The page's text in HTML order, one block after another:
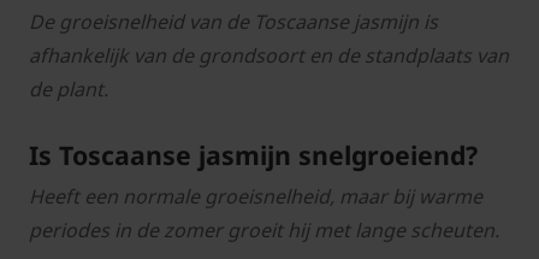
De groeisnelheid van de Toscaanse jasmijn is
afhankelijk van de grondsoort en de standplaats van
de plant.
Is Toscaanse jasmijn snelgroeiend?
Heeft een normale groeisnelheid, maar bij warme
periodes in de zomer groeit hij met lange scheuten.